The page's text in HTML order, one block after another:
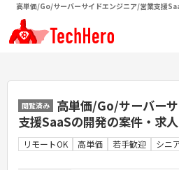
高単価/Go/サーバーサイドエンジニア/営業支援
案件情報サイトテクヒロ（TechHero）
閲覧済み
高単価/Go/サーバー
支援SaaSの開発の案件・求人
リモートOK 高単価 若手歓迎 シニ